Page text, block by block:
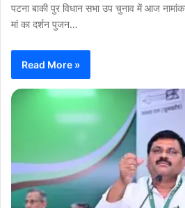
पटना बाकी पुर विधान सभा उप चुनाव में आज
मां का दर्शन पुजन…
Read More »